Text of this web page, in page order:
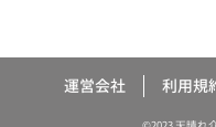
運営会社 利用規